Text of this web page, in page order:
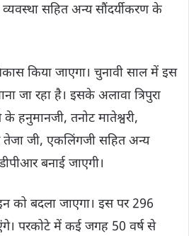
व्यवस्था सहित अन्य सौंदर्यीकरण के
किया जाएगा। चुनावी साल में इस
जा रहा है। इसके अलावा त्रिपुरा
हनुमानजी, तनोट मातेश्वरी,
तेजा जी, एकलिंगजी सहित अन्य
बनाई जाएगी।
को बदला जाएगा। इस पर 296
परकोटे में कई जगह 50 वर्ष से